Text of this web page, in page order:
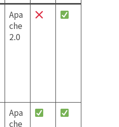
Apa
che
2.0
Apa
che